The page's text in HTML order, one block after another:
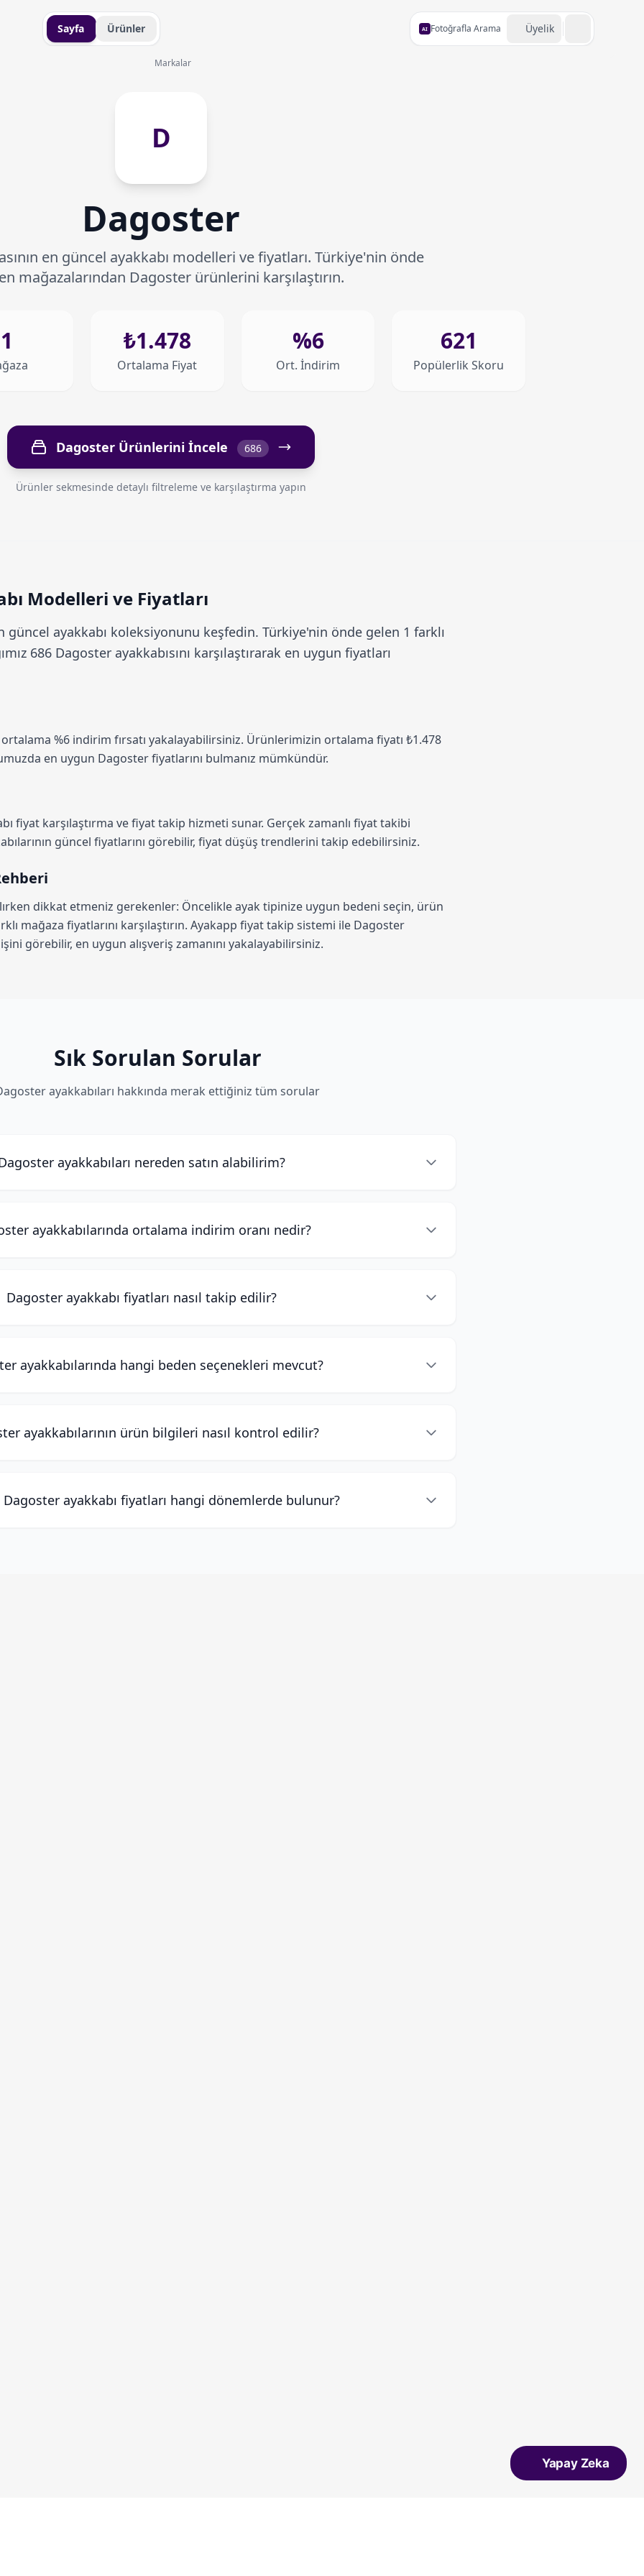
Yapay Zeka
Sayfa Ürünler AI Fotoğrafla Arama Üyelik
Markalar
D
Dagoster
en güncel ayakkabı modelleri ve fiyatları. Türkiye'nin önde
mağazalarından Dagoster ürünlerini karşılaştırın.
1 ₺1.478
Ortalama Fiyat
%6
Ort. İndirim
621
Popülerlik Skoru
Dagoster Ürünlerini İncele 686
Ürünler sekmesinde detaylı filtreleme ve karşılaştırma yapın
Modelleri ve Fiyatları
güncel ayakkabı koleksiyonunu keşfedin. Türkiye'nin önde gelen 1 farklı
686 Dagoster ayakkabısını karşılaştırarak en uygun fiyatları
ortalama %6 indirim fırsatı yakalayabilirsiniz. Ürünlerimizin ortalama fiyatı ₺1.478
en uygun Dagoster fiyatlarını bulmanız mümkündür.
fiyat karşılaştırma ve fiyat takip hizmeti sunar. Gerçek zamanlı fiyat takibi
güncel fiyatlarını görebilir, fiyat düşüş trendlerini takip edebilirsiniz.
dikkat etmeniz gerekenler: Öncelikle ayak tipinize uygun bedeni seçin, ürün
mağaza fiyatlarını karşılaştırın. Ayakapp fiyat takip sistemi ile Dagoster
görebilir, en uygun alışveriş zamanını yakalayabilirsiniz.
Sık Sorulan Sorular
ayakkabıları hakkında merak ettiğiniz tüm sorular
ayakkabıları nereden satın alabilirim?
ayakkabılarında ortalama indirim oranı nedir?
Dagoster ayakkabı fiyatları nasıl takip edilir?
ayakkabılarında hangi beden seçenekleri mevcut?
ayakkabılarının ürün bilgileri nasıl kontrol edilir?
Dagoster ayakkabı fiyatları hangi dönemlerde bulunur?